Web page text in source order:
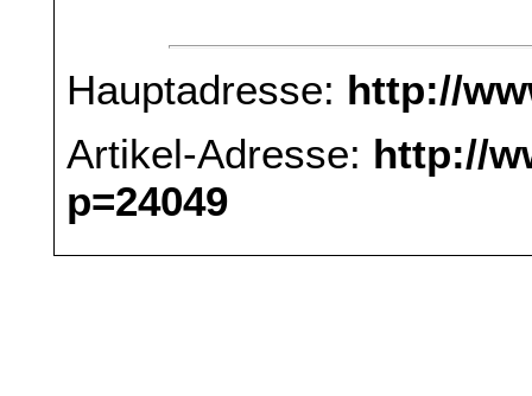
Hauptadresse: http://
Artikel-Adresse: http://
p=24049